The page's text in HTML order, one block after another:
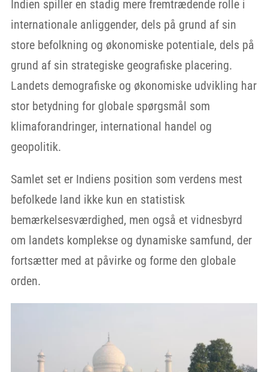
Indien spiller en stadig mere fremtrædende rolle i
internationale anliggender, dels på grund af sin
store befolkning og økonomiske potentiale, dels på
grund af sin strategiske geografiske placering.
Landets demografiske og økonomiske udvikling har
stor betydning for globale spørgsmål som
klimaforandringer, international handel og
geopolitik.
Samlet set er Indiens position som verdens mest
befolkede land ikke kun en statistisk
bemærkelsesværdighed, men også et vidnesbyrd
om landets komplekse og dynamiske samfund, der
fortsætter med at påvirke og forme den globale
orden.